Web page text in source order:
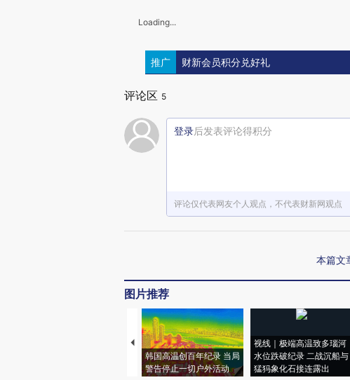
Loading...
推广 财新会员积分兑好礼
评论区 5
登录后发表评论得积分
评论仅代表网友个人观点，不代表财新网观点
本篇文
图片推荐
韩国高温创百年纪录 当局
警告停止一切户外活动
视线｜极端高温致多瑙河
水位跌破纪录 二战沉船与
猛犸象化石接连露出